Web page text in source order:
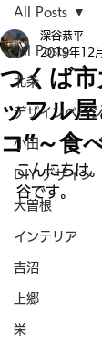
All Posts
北条
デザインベー
小田
DIY デザイン
大曽根
インテリア
吉沼
上郷
栄
All Posts
つくば
ッフル
コ”～食
深谷恭平
2019年12
こんにちは
谷です。